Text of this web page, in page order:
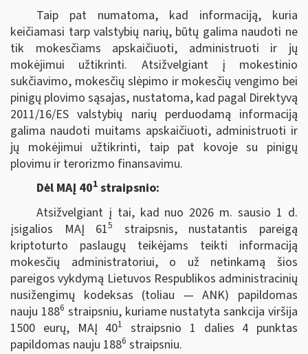
Taip pat numatoma, kad informaciją, kuria
keičiamasi tarp valstybių narių, būtų galima naudoti ne
tik mokesčiams apskaičiuoti, administruoti ir jų
mokėjimui užtikrinti. Atsižvelgiant į mokestinio
sukčiavimo, mokesčių slėpimo ir mokesčių vengimo bei
pinigų plovimo sąsajas, nustatoma, kad pagal Direktyvą
2011/16/ES valstybių narių perduodamą informaciją
galima naudoti muitams apskaičiuoti, administruoti ir
jų mokėjimui užtikrinti, taip pat kovoje su pinigų
plovimu ir terorizmo finansavimu.
Dėl MAĮ 401straipsnio:
Atsižvelgiant į tai, kad nuo 2026 m. sausio 1 d.
įsigalios MAĮ 615
straipsnis, nustatantis pareigą
kriptoturto paslaugų teikėjams teikti informaciją
mokesčių administratoriui, o už netinkamą šios
pareigos vykdymą Lietuvos Respublikos administracinių
nusižengimų kodeksas (toliau — ANK) papildomas
nauju 1886 straipsniu, kuriame nustatyta sankcija viršija
1500 eurų, MAĮ 401
straipsnio 1 dalies 4 punktas
papildomas nauju 1886 straipsniu.